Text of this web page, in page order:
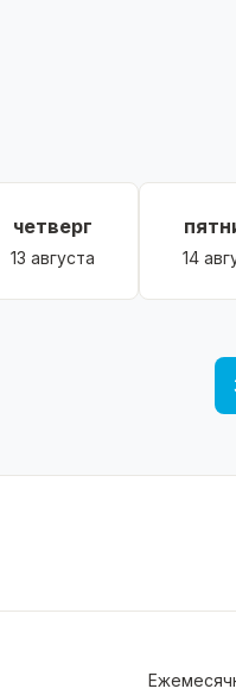
четверг
13 августа 14